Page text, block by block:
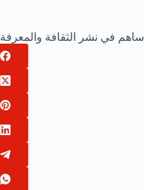
ساهم في نشر الثقافة والمعرفة